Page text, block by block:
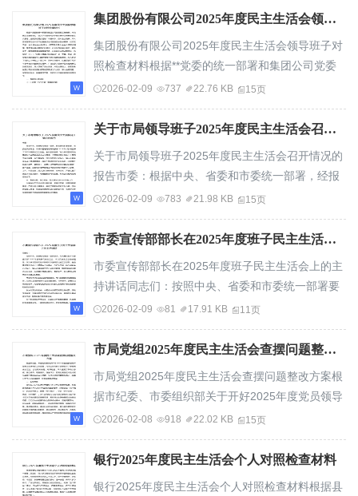
集团股份有限公司2025年度民主生活会领导班子对照检查材料
集团股份有限公司2025年度民主生活会领导班子对
照检查材料根据**党委的统一部署和集团公司党委
的工作安排，本次民主生活会紧扣“深入学习贯...
2026-02-09 737 22.76 KB 15页
关于市局领导班子2025年度民主生活会召开情况的报告
关于市局领导班子2025年度民主生活会召开情况的
报告市委：根据中央、省委和市委统一部署，经报
请市纪委监委、市委组织部同意，市城市管理局...
2026-02-09 783 21.98 KB 15页
市委宣传部部长在2025年度班子民主生活会上的主持讲话含表态发言
市委宣传部部长在2025年度班子民主生活会上的主
持讲话同志们：按照中央、省委和市委统一部署要
求，今天我们召开市委宣传部2025年度班子民主...
2026-02-09 81 17.91 KB 11页
市局党组2025年度民主生活会查摆问题整改方案
市局党组2025年度民主生活会查摆问题整改方案根
据市纪委、市委组织部关于开好2025年度党员领导
干部民主生活会的工作部署，市司法局党组于近...
2026-02-08 918 22.02 KB 15页
银行2025年度民主生活会个人对照检查材料
银行2025年度民主生活会个人对照检查材料根据县